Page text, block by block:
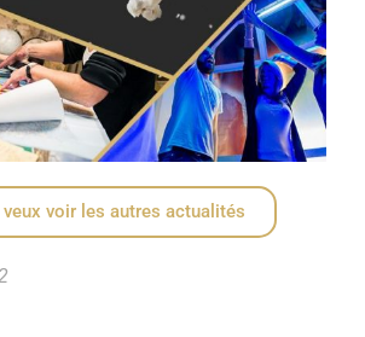
veux voir les autres actualités